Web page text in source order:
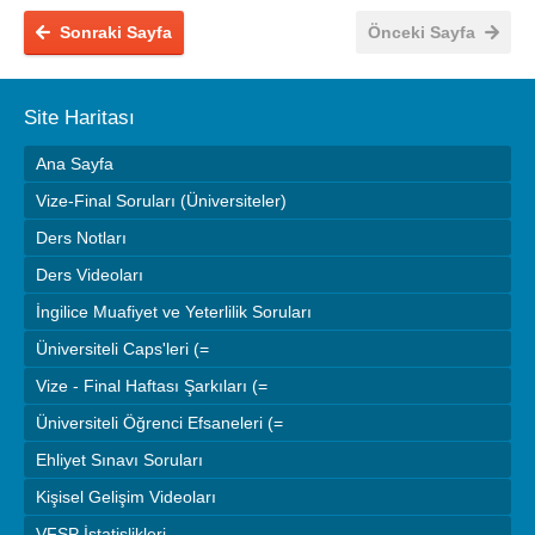
Önceki Sayfa
Sonraki Sayfa
Site Haritası
Ana Sayfa
Vize-Final Soruları (Üniversiteler)
Ders Notları
Ders Videoları
İngilice Muafiyet ve Yeterlilik Soruları
Üniversiteli Caps'leri (=
Vize - Final Haftası Şarkıları (=
Üniversiteli Öğrenci Efsaneleri (=
Ehliyet Sınavı Soruları
Kişisel Gelişim Videoları